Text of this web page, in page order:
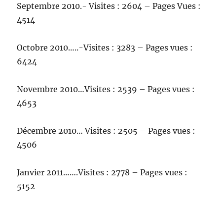
Septembre 2010.- Visites : 2604 – Pages Vues :
4514
Octobre 2010…..-Visites : 3283 – Pages vues :
6424
Novembre 2010…Visites : 2539 – Pages vues :
4653
Décembre 2010… Visites : 2505 – Pages vues :
4506
Janvier 2011…….Visites : 2778 – Pages vues :
5152